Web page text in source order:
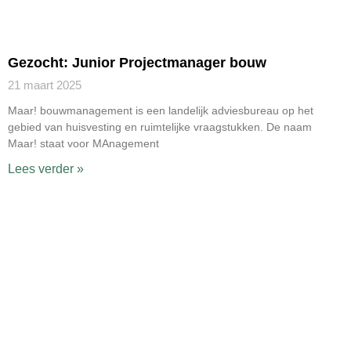
Gezocht: Junior Projectmanager bouw
21 maart 2025
Maar! bouwmanagement is een landelijk adviesbureau op het
gebied van huisvesting en ruimtelijke vraagstukken. De naam
Maar! staat voor MAnagement
Lees verder »